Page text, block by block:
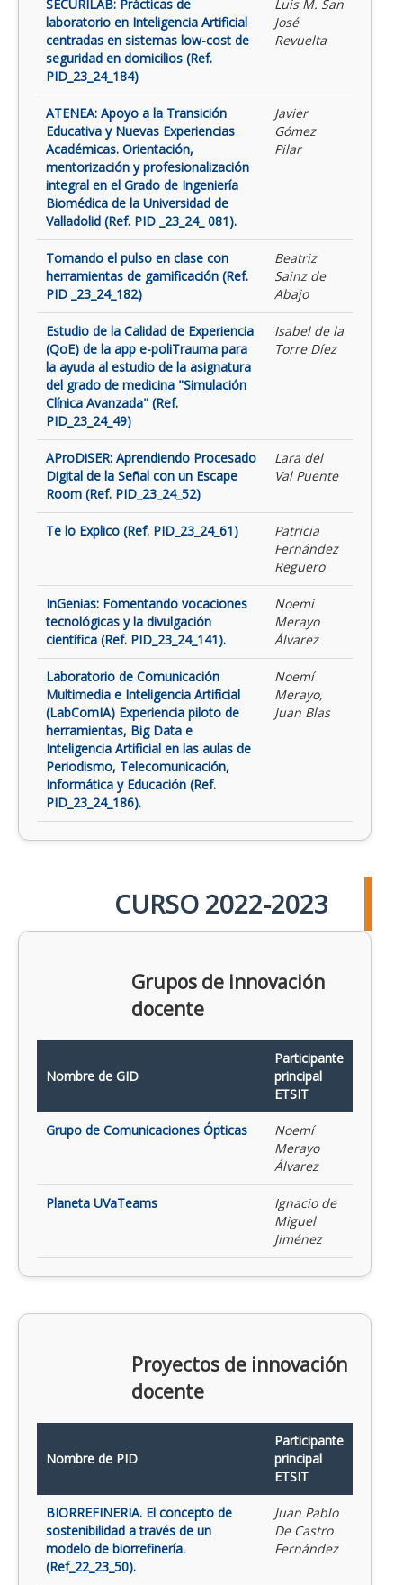
SECURILAB: Prácticas de
laboratorio en Inteligencia Artificial
centradas en sistemas low-cost de
seguridad en domicilios (Ref.
PID_23_24_184)
Luis M. San
José
Revuelta
ATENEA: Apoyo a la Transición
Educativa y Nuevas Experiencias
Académicas. Orientación,
mentorización y profesionalización
integral en el Grado de Ingeniería
Biomédica de la Universidad de
Valladolid (Ref. PID _23_24_ 081).
Javier
Gómez
Pilar
Tomando el pulso en clase con
herramientas de gamificación (Ref.
PID _23_24_182)
Beatriz
Sainz de
Abajo
Estudio de la Calidad de Experiencia
(QoE) de la app e-poliTrauma para
la ayuda al estudio de la asignatura
del grado de medicina "Simulación
Clínica Avanzada" (Ref.
PID_23_24_49)
Isabel de la
Torre Díez
AProDiSER: Aprendiendo Procesado
Digital de la Señal con un Escape
Room (Ref. PID_23_24_52)
Lara del
Val Puente
Te lo Explico (Ref. PID_23_24_61)
Patricia
Fernández
Reguero
InGenias: Fomentando vocaciones
tecnológicas y la divulgación
científica (Ref. PID_23_24_141).
Noemi
Merayo
Álvarez
Laboratorio de Comunicación
Multimedia e Inteligencia Artificial
(LabComIA) Experiencia piloto de
herramientas, Big Data e
Inteligencia Artificial en las aulas de
Periodismo, Telecomunicación,
Informática y Educación (Ref.
PID_23_24_186).
Noemí
Merayo,
Juan Blas
CURSO 2022-2023
Grupos de innovación
docente
Nombre de GID
Participante
principal
ETSIT
Grupo de Comunicaciones Ópticas
Noemí
Merayo
Álvarez
Planeta UVaTeams
Ignacio de
Miguel
Jiménez
Proyectos de innovación
docente
Nombre de PID
Participante
principal
ETSIT
BIORREFINERIA. El concepto de
sostenibilidad a través de un
modelo de biorrefinería.
(Ref_22_23_50).
Juan Pablo
De Castro
Fernández